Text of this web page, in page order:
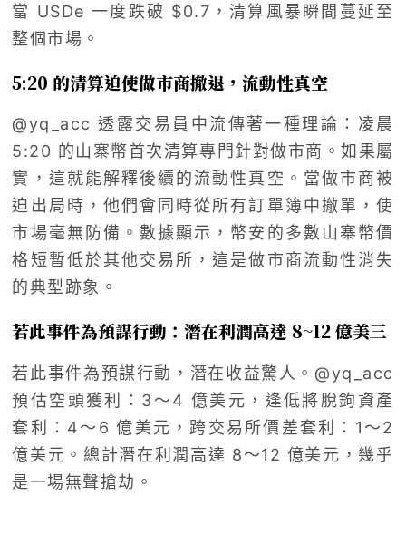
當 USDe 一度跌破 $0.7，清算風暴瞬間蔓延至
整個市場。
5:20 的清算迫使做市商撤退，流動性真空
@yq_acc 透露交易員中流傳著一種理論：凌晨
5:20 的山寨幣首次清算專門針對做市商。如果屬
實，這就能解釋後續的流動性真空。當做市商被
迫出局時，他們會同時從所有訂單簿中撤單，使
市場毫無防備。數據顯示，幣安的多數山寨幣價
格短暫低於其他交易所，這是做市商流動性消失
的典型跡象。
若此事件為預謀行動：潛在利潤高達 8~12 億美三
若此事件為預謀行動，潛在收益驚人。@yq_acc
預估空頭獲利：3～4 億美元，逢低將脫鉤資產
套利：4～6 億美元，跨交易所價差套利：1～2
億美元。總計潛在利潤高達 8～12 億美元，幾乎
是一場無聲搶劫。